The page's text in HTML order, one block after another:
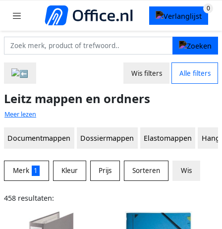
Wis filters Alle filters
Leitz mappen en ordners
Meer lezen
Documentmappen Dossiermappen Elastomappen
Merk 1 Kleur Prijs Sorteren Wis
458 resultaten: